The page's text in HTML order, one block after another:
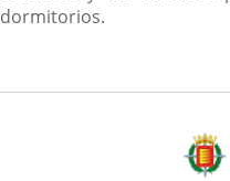
dormitorios.